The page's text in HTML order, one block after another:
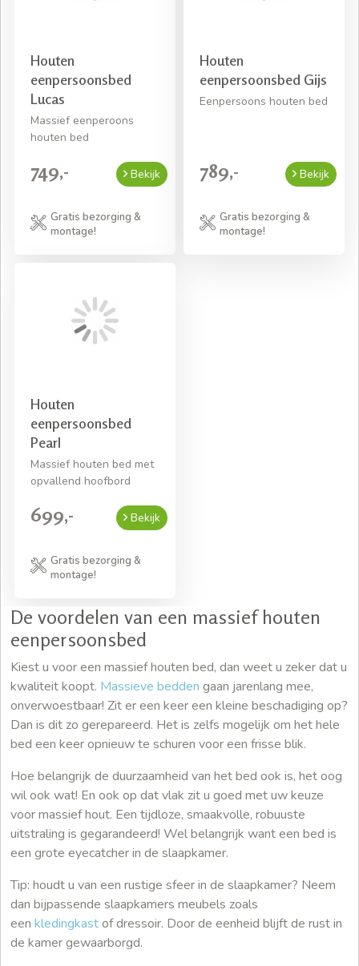
Houten
eenpersoonsbed
Lucas
Massief eenperoons
houten bed
749,- Bekijk
Gratis bezorging &
montage!
Houten
eenpersoonsbed Gijs
Eenpersoons houten bed
789,- Bekijk
Gratis bezorging &
montage!
Houten
eenpersoonsbed
Pearl
Massief houten bed met
opvallend hoofbord
699,- Bekijk
Gratis bezorging &
montage!
De voordelen van een massief houten
eenpersoonsbed
Kiest u voor een massief houten bed, dan weet u zeker dat u
kwaliteit koopt. Massieve bedden gaan jarenlang mee,
onverwoestbaar! Zit er een keer een kleine beschadiging op?
Dan is dit zo gerepareerd. Het is zelfs mogelijk om het hele
bed een keer opnieuw te schuren voor een frisse blik.
Hoe belangrijk de duurzaamheid van het bed ook is, het oog
wil ook wat! En ook op dat vlak zit u goed met uw keuze
voor massief hout. Een tijdloze, smaakvolle, robuuste
uitstraling is gegarandeerd! Wel belangrijk want een bed is
een grote eyecatcher in de slaapkamer.
Tip: houdt u van een rustige sfeer in de slaapkamer? Neem
dan bijpassende slaapkamers meubels zoals
een kledingkastof dressoir. Door de eenheid blijft de rust in
de kamer gewaarborgd.